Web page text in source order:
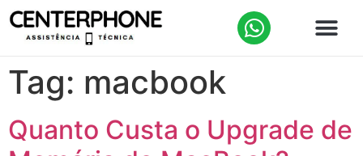
Tag: macbook
Quanto Custa o Upgrade de